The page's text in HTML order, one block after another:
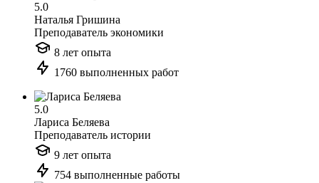
5.0
Наталья Гришина
Преподаватель экономики
8 лет опыта
1760 выполненных работ
5.0
Лариса Беляева
Преподаватель истории
9 лет опыта
754 выполненные работы